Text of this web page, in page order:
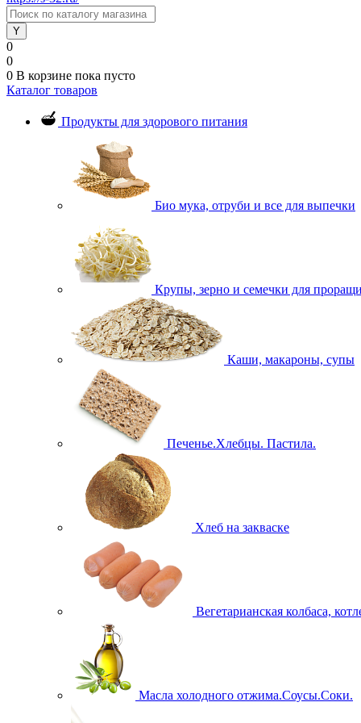
0
0
0 В корзине пока пусто
Каталог товаров
Продукты для здорового питания
Био мука, отруби и все для выпечки
Крупы, зерно и семечки для
Каши, макароны, супы
Печенье.Хлебцы. Пастила.
Хлеб на закваске
Вегетарианская колбаса,
Масла холодного отжима.Соусы.Соки.